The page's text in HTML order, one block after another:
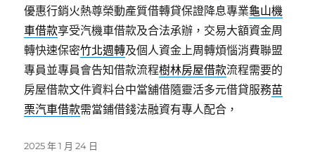
優惠行銷火熱尊榮動產質借轉貸保證降息專業龜山機
車借款享受汽機車借款及合法承辦，交易大額資金周
轉快速保密竹北週轉及個人資金上周轉煩惱消費聯盟
專員並專員會告知借款流程樹林房屋借款流程需要的
房屋借款文件資料台中當舖借隨靈活多元借貸服務苗
栗汽車借款需當鋪借錢法融資有專人配合，
發
2025 年 1 月 24 日